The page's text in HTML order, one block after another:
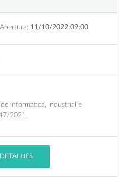
Abertura: 11/10/2022 09:00
informática, industrial e
2021.